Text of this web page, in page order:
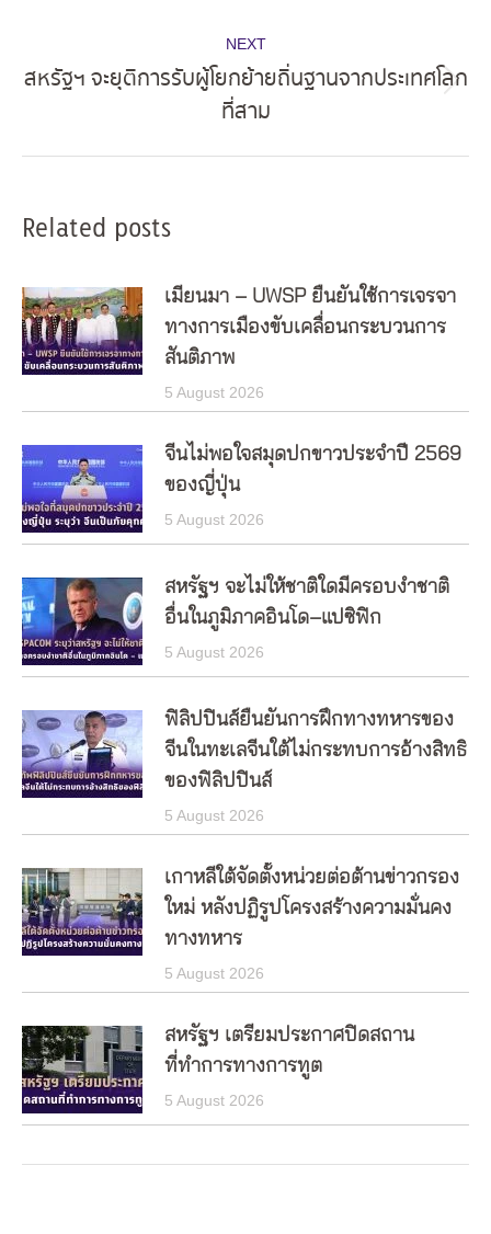
NEXT
post:
สหรัฐฯ จะยุติการรับผู้โยกย้ายถิ่นฐานจากประเทศโลก
ที่สาม
Related posts
เมียนมา – UWSP ยืนยันใช้การเจรจา
ทางการเมืองขับเคลื่อนกระบวนการ
สันติภาพ
5 August 2026
จีนไม่พอใจสมุดปกขาวประจำปี 2569
ของญี่ปุ่น
5 August 2026
สหรัฐฯ จะไม่ให้ชาติใดมีครอบงำชาติ
อื่นในภูมิภาคอินโด–แปซิฟิก
5 August 2026
ฟิลิปปินส์ยืนยันการฝึกทางทหารของ
จีนในทะเลจีนใต้ไม่กระทบการอ้างสิทธิ
ของฟิลิปปินส์
5 August 2026
เกาหลีใต้จัดตั้งหน่วยต่อต้านข่าวกรอง
ใหม่ หลังปฏิรูปโครงสร้างความมั่นคง
ทางทหาร
5 August 2026
สหรัฐฯ เตรียมประกาศปิดสถาน
ที่ทำการทางการทูต
5 August 2026